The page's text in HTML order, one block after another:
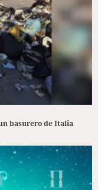
basurero de Italia